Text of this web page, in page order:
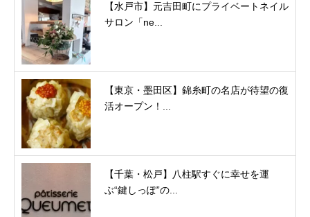
【水戸市】元吉田町にプライベートネイル
サロン「ne...
【東京・墨田区】錦糸町の名店が待望の復
活オープン！...
【千葉・松戸】八柱駅すぐに幸せを運
ぶ“鍵しっぽ”の...